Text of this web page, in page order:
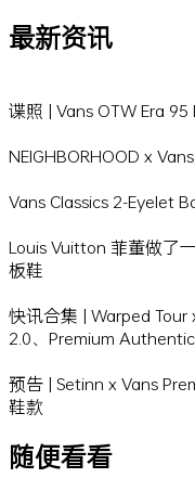
最新资讯
谍照 | Vans OTW Era
NEIGHBORHOOD x
Vans Classics 2-Eyelet
Louis Vuitton 菲董做了
板鞋
快讯合集 | Warped
2.0、Premium
预告 | Setinn x Vans
鞋款
随便看看